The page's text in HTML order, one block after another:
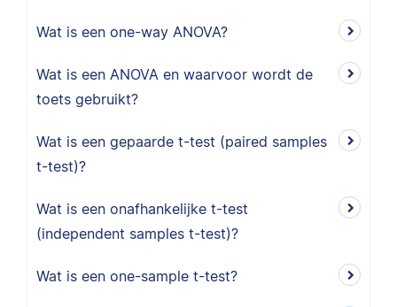
Wat is een one-way ANOVA?
Wat is een ANOVA en waarvoor wordt de
toets gebruikt?
Wat is een gepaarde t-test (paired samples
t-test)?
Wat is een onafhankelijke t-test
(independent samples t-test)?
Wat is een one-sample t-test?